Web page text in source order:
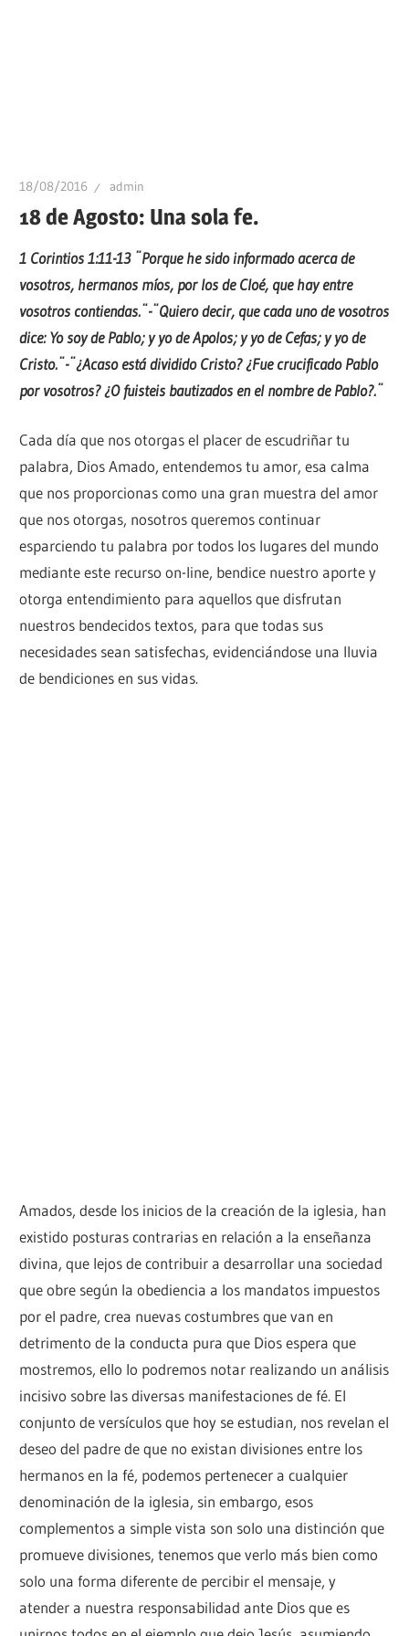
18/08/2016 admin
18 de Agosto: Una sola fe.
1 Corintios 1:11-13 ¨Porque he sido informado acerca de
vosotros, hermanos míos, por los de Cloé, que hay entre
vosotros contiendas.¨-¨Quiero decir, que cada uno de vosotros
dice: Yo soy de Pablo; y yo de Apolos; y yo de Cefas; y yo de
Cristo.¨-¨¿Acaso está dividido Cristo? ¿Fue crucificado Pablo
por vosotros? ¿O fuisteis bautizados en el nombre de Pablo?.¨
Cada día que nos otorgas el placer de escudriñar tu
palabra, Dios Amado, entendemos tu amor, esa calma
que nos proporcionas como una gran muestra del amor
que nos otorgas, nosotros queremos continuar
esparciendo tu palabra por todos los lugares del mundo
mediante este recurso on-line, bendice nuestro aporte y
otorga entendimiento para aquellos que disfrutan
nuestros bendecidos textos, para que todas sus
necesidades sean satisfechas, evidenciándose una lluvia
de bendiciones en sus vidas.
Amados, desde los inicios de la creación de la iglesia, han
existido posturas contrarias en relación a la enseñanza
divina, que lejos de contribuir a desarrollar una sociedad
que obre según la obediencia a los mandatos impuestos
por el padre, crea nuevas costumbres que van en
detrimento de la conducta pura que Dios espera que
mostremos, ello lo podremos notar realizando un análisis
incisivo sobre las diversas manifestaciones de fé. El
conjunto de versículos que hoy se estudian, nos revelan el
deseo del padre de que no existan divisiones entre los
hermanos en la fé, podemos pertenecer a cualquier
denominación de la iglesia, sin embargo, esos
complementos a simple vista son solo una distinción que
promueve divisiones, tenemos que verlo más bien como
solo una forma diferente de percibir el mensaje, y
atender a nuestra responsabilidad ante Dios que es